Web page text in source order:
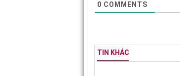
0 COMMENTS
TIN KHÁC